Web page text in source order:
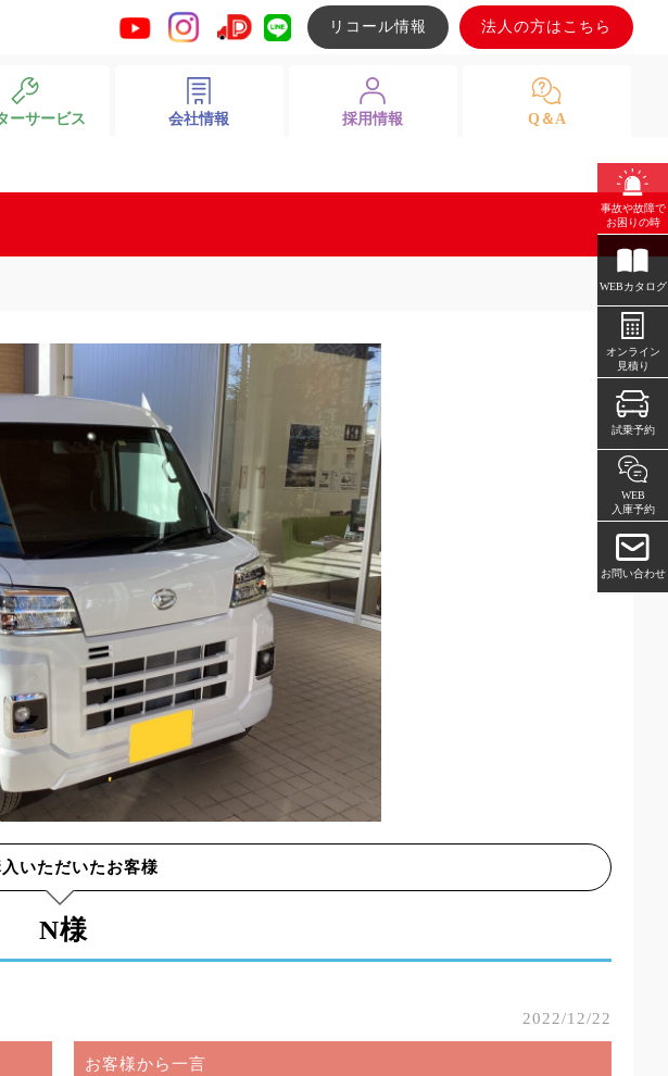
リコール情報 法人の方はこちら
ーサービス 会社情報 採用情報 Q＆A
事故や故障で
お困りの時
WEBカタログ
オンライン
見積り
試乗予約
WEB
入庫予約
お問い合わせ
いただいたお客様
N様
2022/12/22
お客様から一言